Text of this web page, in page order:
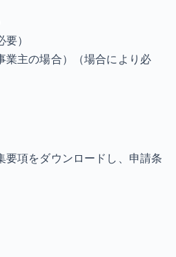
）
主の場合）
（場合により必
要項をダウンロードし、申請条